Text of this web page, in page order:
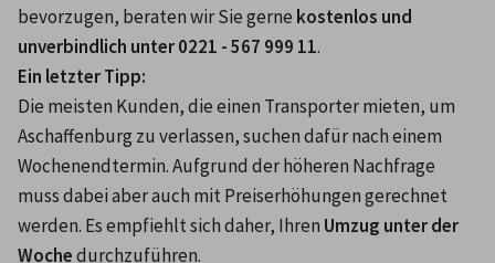
bevorzugen, beraten wir Sie gerne kostenlos und
unverbindlich unter 0221 - 567 999 11.
Ein letzter Tipp:
Die meisten Kunden, die einen Transporter mieten, um
Aschaffenburg zu verlassen, suchen dafür nach einem
Wochenendtermin. Aufgrund der höheren Nachfrage
muss dabei aber auch mit Preiserhöhungen gerechnet
werden. Es empfiehlt sich daher, Ihren Umzug unter der
Woche durchzuführen.